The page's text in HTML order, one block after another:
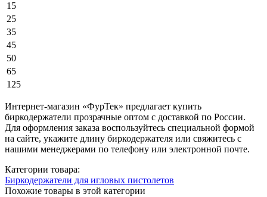
15
25
35
45
50
65
125
Интернет-магазин «ФурТек» предлагает купить
биркодержатели прозрачные оптом с доставкой по России.
Для оформления заказа воспользуйтесь специальной формой
на сайте, укажите длину биркодержателя или свяжитесь с
нашими менеджерами по телефону или электронной почте.
Категории товара:
Биркодержатели для игловых пистолетов
Похожие товары в этой категории